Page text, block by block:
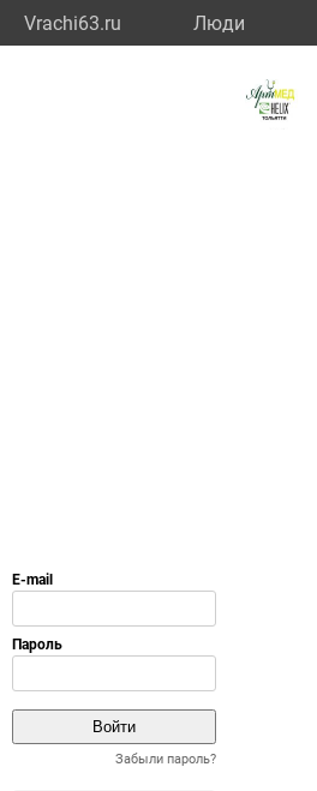
Vrachi63.ru Люди
Забыли пароль?